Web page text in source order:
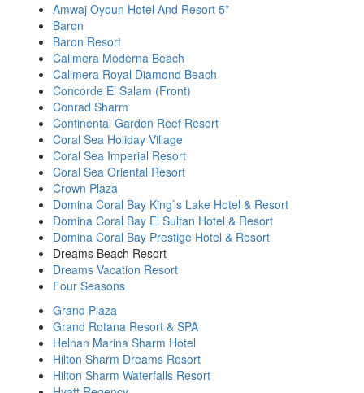
Amwaj Oyoun Hotel And Resort 5*
Baron
Baron Resort
Calimera Moderna Beach
Calimera Royal Diamond Beach
Concorde El Salam (Front)
Conrad Sharm
Continental Garden Reef Resort
Coral Sea Holiday Village
Coral Sea Imperial Resort
Coral Sea Oriental Resort
Crown Plaza
Domina Coral Bay King`s Lake Hotel & Resort
Domina Coral Bay El Sultan Hotel & Resort
Domina Coral Bay Prestige Hotel & Resort
Dreams Beach Resort
Dreams Vacation Resort
Four Seasons
Grand Plaza
Grand Rotana Resort & SPA
Helnan Marina Sharm Hotel
Hilton Sharm Dreams Resort
Hilton Sharm Waterfalls Resort